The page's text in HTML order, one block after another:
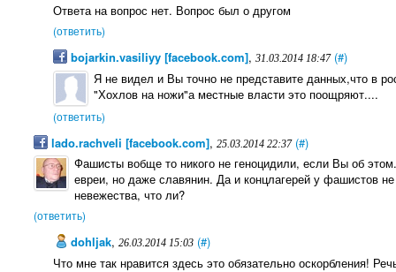
Ответа на вопрос нет. Вопрос был о другом
(ответить)
bojarkin.vasiliyy [facebook.com],31.03.2014 18:47 (#)
Я не видел и Вы точно не представите данных,что в
"Хохлов на ножи"а местные власти это поощряют....
(ответить)
lado.rachveli [facebook.com], 25.03.2014 22:37 (#)
Фашисты вобще то никого не геноцидили, если Вы об
евреи, но даже славянин. Да и концлагерей у фашистов
невежества, что ли?
(ответить)
dohljak,26.03.2014 15:03 (#)
Что мне так нравится здесь это обязательно оскорбления!